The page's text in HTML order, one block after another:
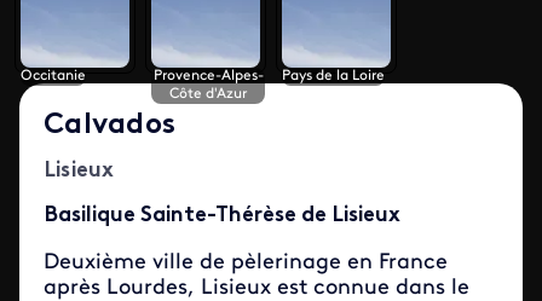
Occitanie
Provence-Alpes-
Côte d'Azur
Pays de la Loire
Calvados
Lisieux
Basilique Sainte-Thérèse de Lisieux
Deuxième ville de pèlerinage en France
après Lourdes, Lisieux est connue dans le